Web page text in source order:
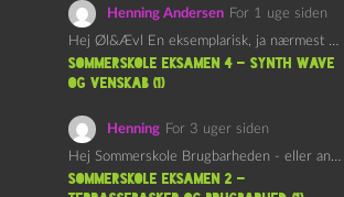
Henning Andersen For 1 uge siden
Hej Øl&Ævl En eksemplarisk, ja nærmest yndefuld, afslutning på SOMMERSKOLEN.…
Sommerskole Eksamen 4 – Synth Wave
og Venskab (1)
Henning For 3 uger siden
Hej Sommerskole Brugbarheden - eller anvendeligheden - af "Øl&Ævl" er…
Sommerskole Eksamen 2 –